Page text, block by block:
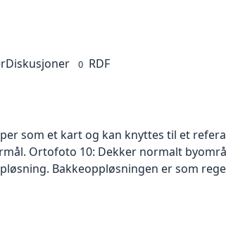
Diskusjoner 0 RDF
som et kart og kan knyttes til et
Ortofoto 10: Dekker normalt
Bakkeoppløsningen er som